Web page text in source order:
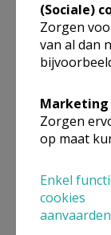
Mia Verbanck
(Sociale)
Zorgen
van al dan
Marketing
Zorgen
op maat
Enkel
cookies
aanvaarden